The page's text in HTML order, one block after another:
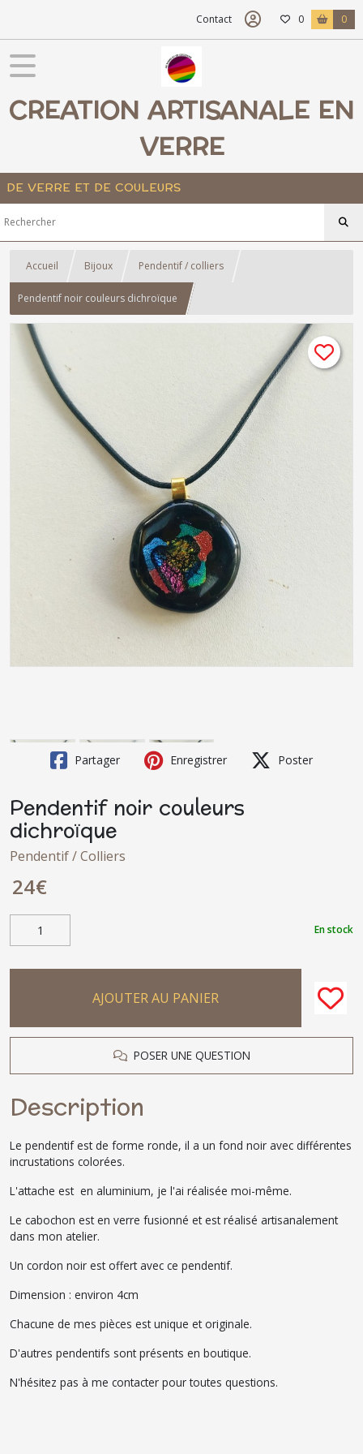
Contact 0 0
CREATION ARTISANALE EN
VERRE
DE VERRE ET DE COULEURS
Accueil Bijoux Pendentif / colliers
Pendentif noir couleurs dichroïque
Partager Enregistrer Poster
Pendentif noir couleurs
dichroïque
Pendentif / Colliers
24€
En stock
AJOUTER AU PANIER
POSER UNE QUESTION
Description
Le pendentif est de forme ronde, il a un fond noir avec différentes
incrustations colorées.
L'attache est en aluminium, je l'ai réalisée moi-même.
Le cabochon est en verre fusionné et est réalisé artisanalement
dans mon atelier.
Un cordon noir est offert avec ce pendentif.
Dimension : environ 4cm
Chacune de mes pièces est unique et originale.
D'autres pendentifs sont présents en boutique.
N'hésitez pas à me contacter pour toutes questions.